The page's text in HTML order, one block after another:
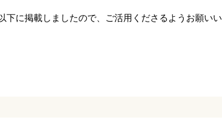
下に掲載しましたので、ご活用くださるようお願いい